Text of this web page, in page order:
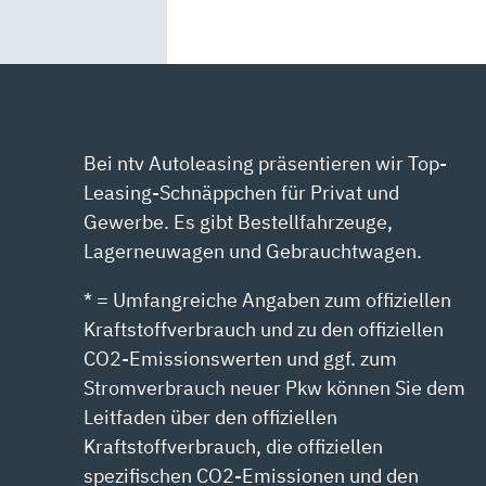
Bei ntv Autoleasing präsentieren wir Top-
Leasing-Schnäppchen für Privat und
Gewerbe. Es gibt Bestellfahrzeuge,
Lagerneuwagen und Gebrauchtwagen.
* = Umfangreiche Angaben zum offiziellen
Kraftstoffverbrauch und zu den offiziellen
CO2-Emissionswerten und ggf. zum
Stromverbrauch neuer Pkw können Sie dem
Leitfaden über den offiziellen
Kraftstoffverbrauch, die offiziellen
spezifischen CO2-Emissionen und den